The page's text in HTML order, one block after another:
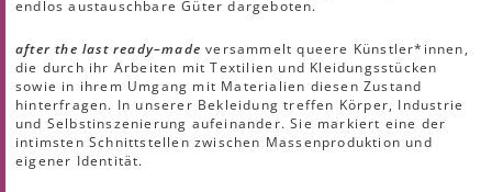
endlos austauschbare Güter dargeboten.
after the last ready–made versammelt queere Künstler*innen,
die durch ihr Arbeiten mit Textilien und Kleidungsstücken
sowie in ihrem Umgang mit Materialien diesen Zustand
hinterfragen. In unserer Bekleidung treffen Körper, Industrie
und Selbstinszenierung aufeinander. Sie markiert eine der
intimsten Schnittstellen zwischen Massenproduktion und
eigener Identität.